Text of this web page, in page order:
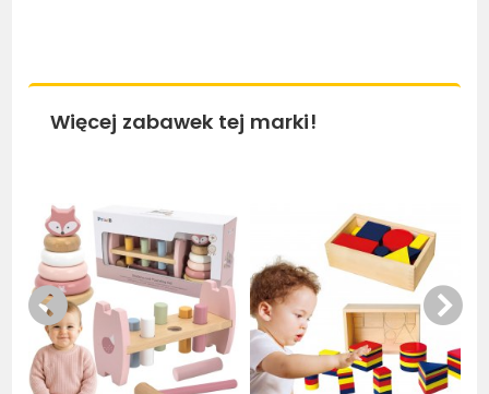
Więcej zabawek tej marki!